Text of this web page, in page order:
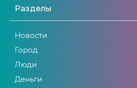
Разделы
Новости
Город
Люди
Деньги